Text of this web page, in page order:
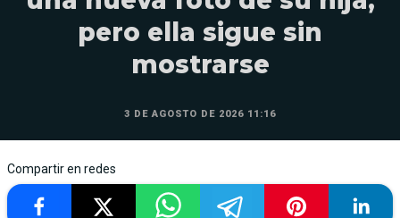
pero ella sigue sin
mostrarse
3 DE AGOSTO DE 2026 11:16
Compartir en redes